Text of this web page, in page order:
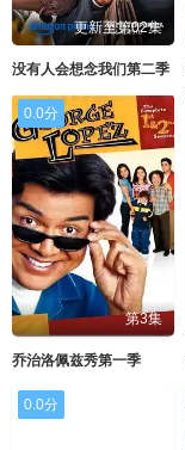
更新至第02集
没有人会想念我们第二季
0.0分
第3集
乔治洛佩兹秀第一季
0.0分